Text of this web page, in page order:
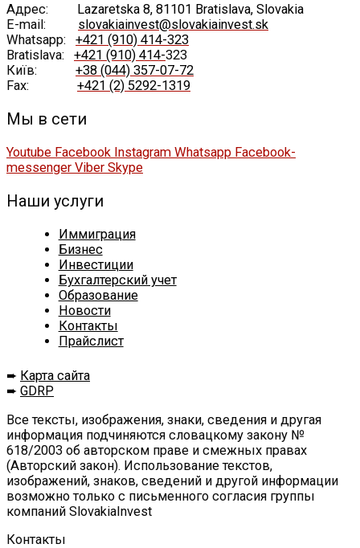
Адрес: Lazaretska 8, 81101 Bratislava, Slovakia
E-mail: slovakiainvest@slovakiainvest.sk
Whatsapp: +421 (910) 414-323
Bratislava: +421 (910) 414-323
Київ: +38 (044) 357-07-72
Fax: +421 (2) 5292-1319
Мы в сети
Youtube Facebook Instagram Whatsapp Facebook-
messenger Viber Skype
Наши услуги
Иммиграция
Бизнес
Инвестиции
Бухгалтерский учет
Образование
Новости
Контакты
Прайслист
➨ Карта сайта
➨ GDRP
Все тексты, изображения, знаки, сведения и другая
информация подчиняются словацкому закону №
618/2003 об авторском праве и смежных правах
(Авторский закон). Использование текстов,
изображений, знаков, сведений и другой информации
возможно только с письменного согласия группы
компаний SlovakiaInvest
Контакты